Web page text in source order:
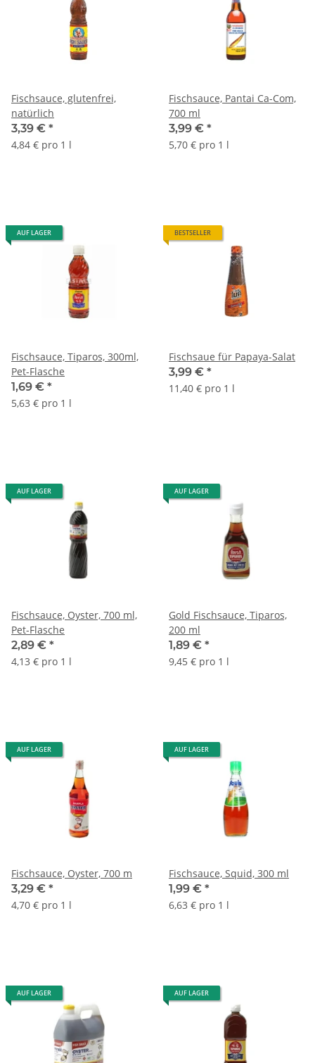
Fischsauce, glutenfrei,
natürlich
3,39 € *
4,84 € pro 1 l
Fischsauce, Pantai Ca-Com,
700 ml
3,99 € *
5,70 € pro 1 l
AUF LAGER
Fischsauce, Tiparos, 300ml,
Pet-Flasche
1,69 € *
5,63 € pro 1 l
BESTSELLER
Fischsaue für Papaya-Salat
3,99 € *
11,40 € pro 1 l
AUF LAGER
Fischsauce, Oyster, 700 ml,
Pet-Flasche
2,89 € *
4,13 € pro 1 l
AUF LAGER
Gold Fischsauce, Tiparos,
200 ml
1,89 € *
9,45 € pro 1 l
AUF LAGER
Fischsauce, Oyster, 700 m
3,29 € *
4,70 € pro 1 l
AUF LAGER
Fischsauce, Squid, 300 ml
1,99 € *
6,63 € pro 1 l
AUF LAGER AUF LAGER